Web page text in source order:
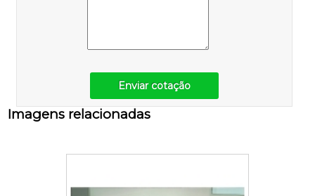
Enviar cotação
Imagens relacionadas